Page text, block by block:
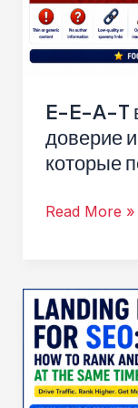
E-E-A-T
доверие
которые
E-
T
в
SEO:
как
создать
Read More »